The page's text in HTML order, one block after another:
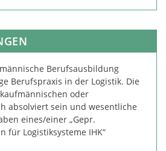
Berufsausbildung
Berufspraxis in der Logistik. Die
oder
absolviert sein und wesentliche
eines/einer „Gepr.
für Logistiksysteme IHK“